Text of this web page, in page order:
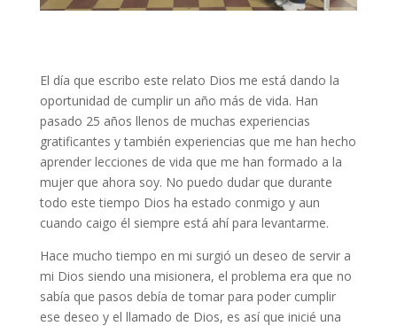
El día que escribo este relato Dios me está dando la
oportunidad de cumplir un año más de vida. Han
pasado 25 años llenos de muchas experiencias
gratificantes y también experiencias que me han hecho
aprender lecciones de vida que me han formado a la
mujer que ahora soy. No puedo dudar que durante
todo este tiempo Dios ha estado conmigo y aun
cuando caigo él siempre está ahí para levantarme.
Hace mucho tiempo en mi surgió un deseo de servir a
mi Dios siendo una misionera, el problema era que no
sabía que pasos debía de tomar para poder cumplir
ese deseo y el llamado de Dios, es así que inicié una